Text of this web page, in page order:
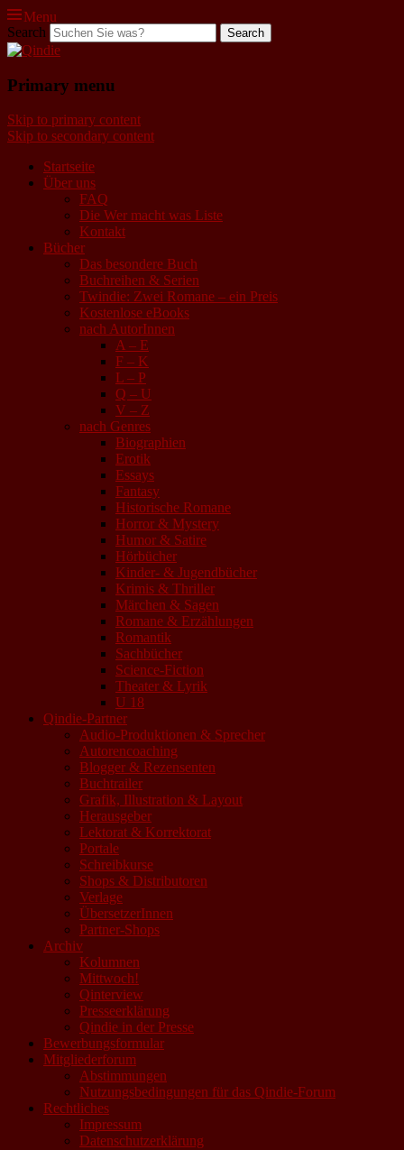
Menu
Qindie
Search
Primary menu
Skip to primary content
Skip to secondary content
Startseite
Über uns
FAQ
Die Wer macht was Liste
Kontakt
Bücher
Das besondere Buch
Buchreihen & Serien
Twindie: Zwei Romane – ein Preis
Kostenlose eBooks
nach AutorInnen
A – E
F – K
L – P
Q – U
V – Z
nach Genres
Biographien
Erotik
Essays
Fantasy
Historische Romane
Horror & Mystery
Humor & Satire
Hörbücher
Kinder- & Jugendbücher
Krimis & Thriller
Märchen & Sagen
Romane & Erzählungen
Romantik
Sachbücher
Science-Fiction
Theater & Lyrik
U 18
Qindie-Partner
Audio-Produktionen & Sprecher
Autorencoaching
Blogger & Rezensenten
Buchtrailer
Grafik, Illustration & Layout
Herausgeber
Lektorat & Korrektorat
Portale
Schreibkurse
Shops & Distributoren
Verlage
ÜbersetzerInnen
Partner-Shops
Archiv
Kolumnen
Mittwoch!
Qinterview
Presseerklärung
Qindie in der Presse
Bewerbungsformular
Mitgliederforum
Abstimmungen
Nutzungsbedingungen für das Qindie-Forum
Rechtliches
Impressum
Datenschutzerklärung